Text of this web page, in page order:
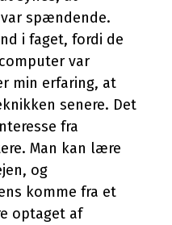
spændende.
i faget, fordi de
var
min erfaring, at
senere. Det
fra
Man kan lære
og
komme fra et
optaget af